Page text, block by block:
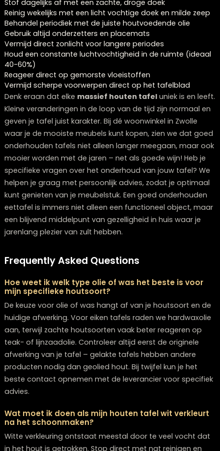
Ondiepe krassen: Wrijf een walnoot of walnotenolie
kras; de natuurlijke oliën en kleurstoffen vullen de kras
Deuken: Leg een vochtige theedoek op de deuk en
voorzichtig met een warm strijkijzer; het hout zwelt en
deuk komt omhoog
Diepere krassen
waspotloodof houtvuller in de juiste tint
Afgebladderde lak: Schuur het gebied licht, breng
lak aan in dunne lagen
Voor ernstigere beschadigingen aan tafels uit onze
collecties, zoals onze Eettafel Spark of Montpellier
je altijd contact met ons opnemen voor professioneel
advies. We kunnen je helpen met kleur-matching of
onderdelen voor reparatie die perfect passen bij jouw
specifieke tafel.
Wat kun je doen om je houten eettafel
topconditie te houden?
combinatie van dagelijkse zorg en periodiek
volgen, zal je tafel jarenlang mooi blijven en zelfs
worden met de tijd.
De belangrijkste onderhoudstips op een rij:
Stof dagelijks af met een zachte, droge doek
Reinig wekelijks met een licht vochtige doek en milde
Behandel periodiek met de juiste houtvoedende olie
Gebruik altijd onderzetters en placemats
Vermijd direct zonlicht voor langere periodes
40-60%)
Reageer direct op gemorste vloeistoffen
Vermijd scherpe voorwerpen direct op het tafelblad